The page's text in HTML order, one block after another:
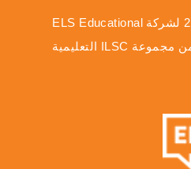
© حقوق الطبع والنشر 2025 لشركة ELS Educational